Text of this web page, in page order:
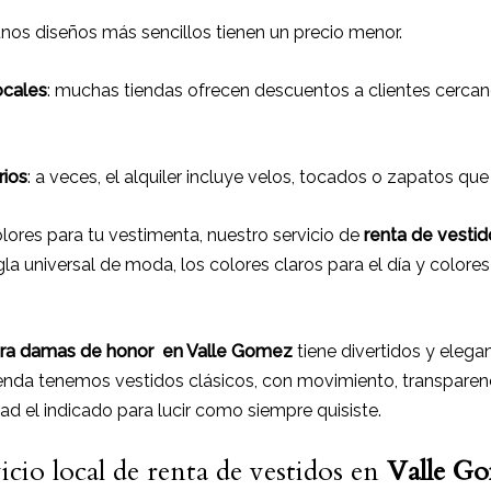
diseños más sencillos tienen un precio menor.
: muchas tiendas ofrecen descuentos a clientes
: a veces, el alquiler incluye velos, tocados o zapatos
para tu vestimenta, nuestro servicio de renta de
universal de moda, los colores claros para el día y
damas de honor en Valle Gomeztiene divertidos y
tenemos vestidos clásicos, con movimiento,
el indicado para lucir como siempre quisiste.
local de renta de vestidos enValle